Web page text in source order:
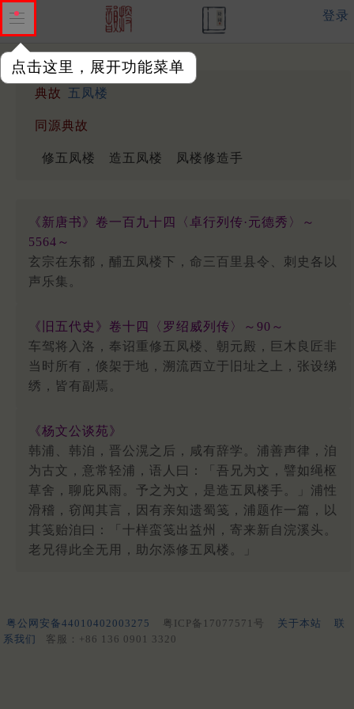
点击这里，展开功能菜单
登录
典故 五凤楼
同源典故
修五凤楼 造五凤楼 凤楼修造手
《新唐书》卷一百九十四〈卓行列传·元德秀〉～
5564～
玄宗在东都，酺五凤楼下，命三百里县令、刺史各以
声乐集。
《旧五代史》卷十四〈罗绍威列传〉～90～
车驾将入洛，奉诏重修五凤楼、朝元殿，巨木良匠非
当时所有，倏架于地，溯流西立于旧址之上，张设绨
绣，皆有副焉。
《杨文公谈苑》
韩浦、韩洎，晋公滉之后，咸有辞学。浦善声律，洎
为古文，意常轻浦，语人曰：「吾兄为文，譬如绳枢
草舍，聊庇风雨。予之为文，是造五凤楼手。」浦性
滑稽，窃闻其言，因有亲知遗蜀笺，浦题作一篇，以
其笺贻洎曰：「十样蛮笺出益州，寄来新自浣溪头。
老兄得此全无用，助尔添修五凤楼。」
粤公网安备44010402003275 粤ICP备17077571号 关于本站
联
系我们
客服：+86 136 0901 3320